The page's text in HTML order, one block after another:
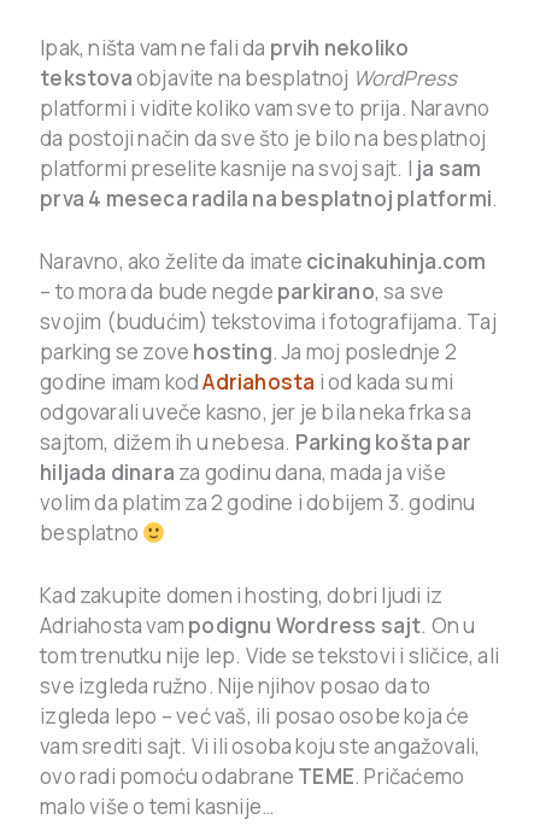
Ipak, ništa vam ne fali da prvih nekoliko
tekstovaobjavite na besplatnoj WordPress
platformi i vidite koliko vam sve to prija. Naravno
da postoji način da sve što je bilo na besplatnoj
platformi preselite kasnije na svoj sajt. I ja sam
prva 4 meseca radila na besplatnoj platformi.
Naravno, ako želite da imate cicinakuhinja.com
– to mora da bude negde parkirano, sa sve
svojim (budućim) tekstovima i fotografijama. Taj
parking se zove hosting. Ja moj poslednje 2
godine imam kodAdriahosta i od kada su mi
odgovarali uveče kasno, jer je bila neka frka sa
sajtom, dižem ih u nebesa. Parking košta par
hiljada dinara za godinu dana, mada ja više
volim da platim za 2 godine i dobijem 3. godinu
besplatno
Kad zakupite domen i hosting, dobri ljudi iz
Adriahosta vam podignu Wordress sajt. On u
tom trenutku nije lep. Vide se tekstovi i sličice, ali
sve izgleda ružno. Nije njihov posao da to
izgleda lepo – već vaš, ili posao osobe koja će
vam srediti sajt. Vi ili osoba koju ste angažovali,
ovo radi pomoću odabrane TEME. Pričaćemo
malo više o temi kasnije…